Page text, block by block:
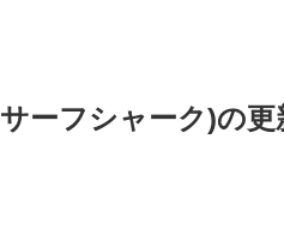
ーフシャーク)の